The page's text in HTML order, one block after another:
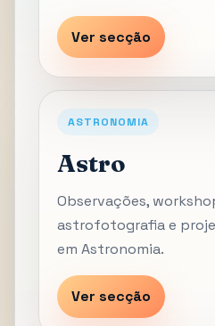
Ver secção
ASTRONOMIA
Astro
Observações,
astrofotografia e
em Astronomia.
Ver secção